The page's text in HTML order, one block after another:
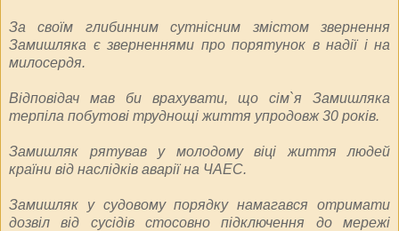
За своїм глибинним сутнісним змістом звернення
Замишляка є зверненнями про порятунок в надії і на
милосердя.
Відповідач мав би врахувати, що сім`я Замишляка
терпіла побутові труднощі життя упродовж 30 років.
Замишляк рятував у молодому віці життя людей
країни від наслідків аварії на ЧАЕС.
Замишляк у судовому порядку намагався отримати
дозвіл від сусідів стосовно підключення до мережі